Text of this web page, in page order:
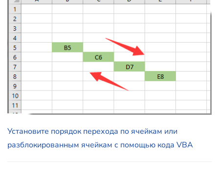
Установите порядок перехода по ячейкам или
разблокированным ячейкам с помощью кода VBA